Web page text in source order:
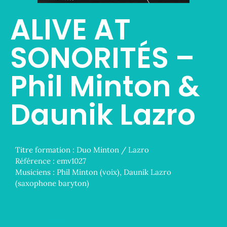
ALIVE AT
SONORITÉS –
Phil Minton &
Daunik Lazro
Titre formation : Duo Minton / Lazro
Référence : emv1027
Musiciens : Phil Minton (voix), Daunik Lazro
(saxophone baryton)